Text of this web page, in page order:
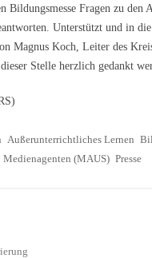
Bildungsmesse Fragen zu den
Unterstützt und in
Magnus Koch, Leiter des
Stelle herzlich gedankt
Außerunterrichtliches Lernen
Medienagenten (MAUS) Presse